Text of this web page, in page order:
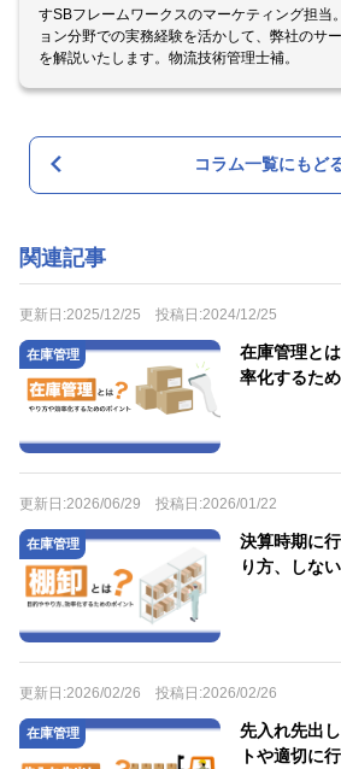
すSBフレームワークスのマーケティング担当
ョン分野での実務経験を活かして、弊社のサ
を解説いたします。物流技術管理士補。
コラム一覧にもど
関連記事
更新日:2025/12/25 投稿日:2024/12/25
在庫管理
在庫管理と
率化するた
更新日:2026/06/29 投稿日:2026/01/22
在庫管理
決算時期に
り方、しな
更新日:2026/02/26 投稿日:2026/02/26
在庫管理
先入れ先出
トや適切に